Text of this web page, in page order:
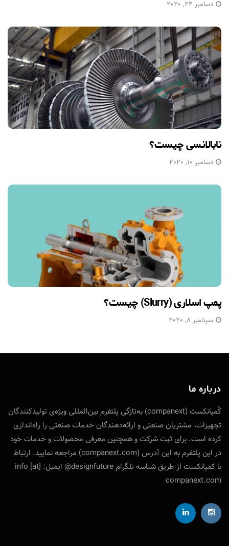
دسامبر 24, 2020
نابالانسی چیست؟
دسامبر 10, 2020
پمپ اسلاری (Slurry) چیست؟
سپتامبر 8, 2020
درباره ما
کُمپانکست (companext) به‌تازگی پلتفرم بین‌المللی ویژه‌ی تولید‌کنندگان
تجهیزات، مشتریان صنعتی و ارائه‌دهندگان خدمات صنعتی را راه‌اندازی
کرده است. برای ثبت شرکت و همچنین معرفی محصولات و خدمات خود
در این پلتفرم به این آدرس (companext.com) مراجعه نمایید. ارتباط
با کمپانکست از طریق شناسه تلگرام designfuture@ ایمیل: info [at]
companext.com